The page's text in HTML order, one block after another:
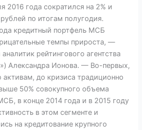
2016 года сократился на 2% и
по итогам полугодия.
кредитный портфель МСБ
темпы прироста, —
рейтингового агентства
Александра Ионова. — Во-первых,
активам, до кризиса традиционно
50% совокупного объема
в конце 2014 года и в 2015 году
в этом сегменте и
на кредитование крупного